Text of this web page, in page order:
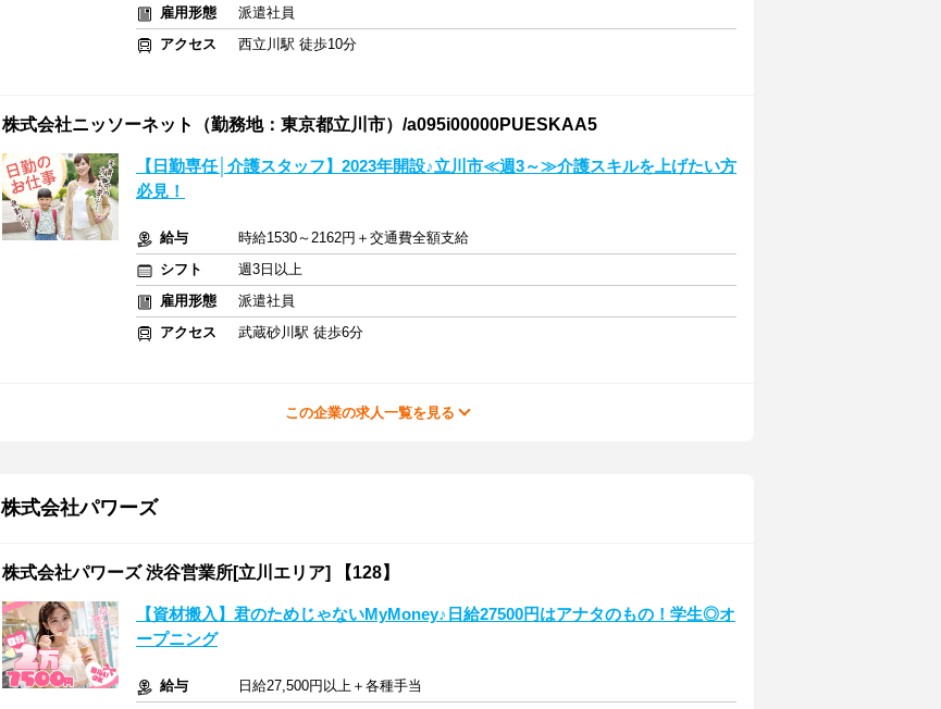
雇用形態
派遣社員
アクセス
西立川駅 徒歩10分
株式会社ニッソーネット（勤務地：東京都立川市）/a095i00000PUESKAA5
【日勤専任│介護スタッフ】2023年開設♪立川市≪週3～≫介護スキルを上げたい方
必見！
給与
時給1530～2162円＋交通費全額支給
シフト
週3日以上
雇用形態
派遣社員
アクセス
武蔵砂川駅 徒歩6分
この企業の求人一覧を見る
株式会社パワーズ
株式会社パワーズ 渋谷営業所[立川エリア] 【128】
【資材搬入】君のためじゃないMyMoney♪日給27500円はアナタのもの！学生◎オ
ープニング
給与 日給27,500円以上＋各種手当